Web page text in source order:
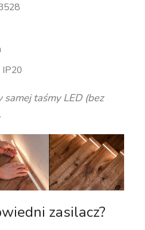
IP20
taśmy LED (bez
zasilacz?